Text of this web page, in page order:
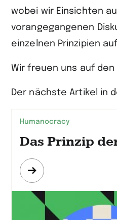
wobei wir Einsichten
vorangegangenen
einzelnen Prinzipien
Wir freuen uns auf den
Der nächste Artikel in
Humanocracy
Das Prinzip
Mehr
erfahren